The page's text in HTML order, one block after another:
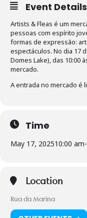
Event Details
Artists & Fleas é um
pessoas com espírito
formas de expressão:
espectáculos. No dia 17
Domes Lake), das 10:00
mercado.
A entrada no mercado é
Time
May 17, 202510:00 am-
Location
Rua da Marina